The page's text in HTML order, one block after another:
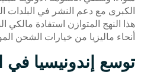
الكبرى مع دعم النشر في البلدات
هذا النهج المتوازن استفادة مالكي
أنحاء ماليزيا من خيارات الشحن
توسع إندونيسيا في